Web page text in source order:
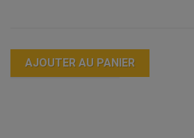
AJOUTER AU PANIER